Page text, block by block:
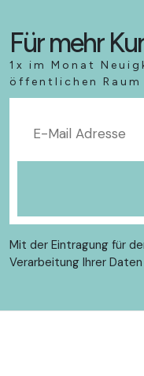
Für mehr
1x im Monat
öffentlichen Raum
Mit der Eintragung für
Verarbeitung Ihrer